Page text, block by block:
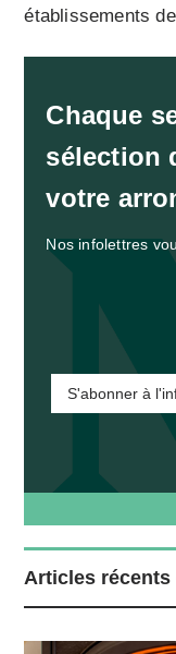
établissements
Chaque
sélection
votre
Nos infolettres
S'abonner à
Articles récents